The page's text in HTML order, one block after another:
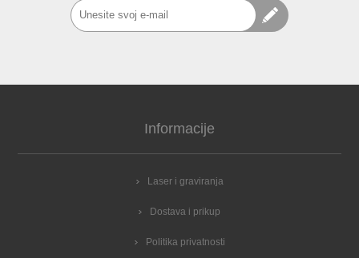
Informacije
Laser i graviranja
Dostava i prikup
Politika privatnosti